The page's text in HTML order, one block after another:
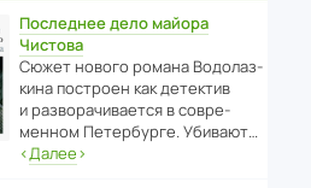
Последнее дело майора
Чистова
Сюжет нового романа Водо­ла­з­
кина пост­роен как дете­ктив
и разво­ра­чи­ва­ется в совре­
менном Пете­р­бурге. Убивают…
‹Далее›